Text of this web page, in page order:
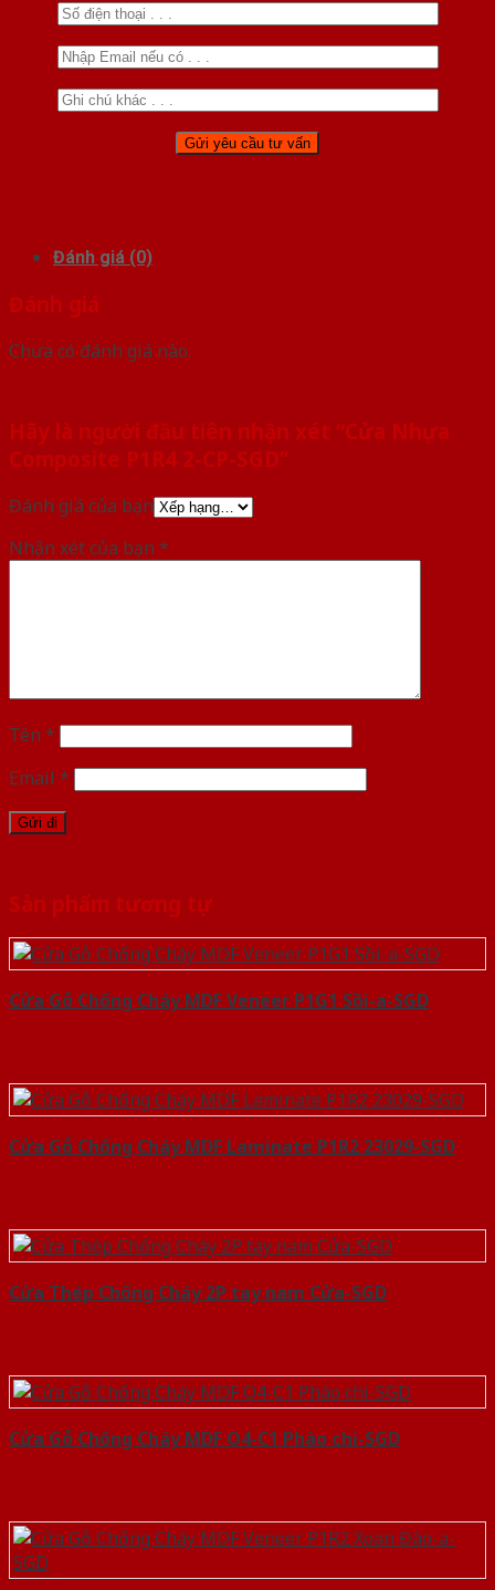
Đánh giá (0)
Đánh giá
Chưa có đánh giá nào.
Hãy là người đầu tiên nhận xét “Cửa Nhựa
Composite P1R4 2-CP-SGD”
Đánh giá của bạn
Nhận xét của bạn *
Tên *
Email *
Sản phẩm tương tự
Cửa Gỗ Chống Cháy MDF Veneer P1G1 Sồi-a-SGD
Cửa Gỗ Chống Cháy MDF Laminate P1R2 23029-SGD
Cửa Thép Chống Cháy 2P tay nam Cửa-SGD
Cửa Gỗ Chống Cháy MDF O4-C1 Phào chi-SGD